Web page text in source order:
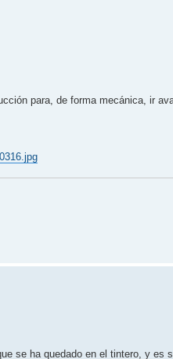
para, de forma mecánica, ir
se ha quedado en el tintero, y es